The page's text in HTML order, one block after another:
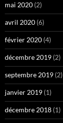
mai 2020 (2)
avril 2020 (6)
février 2020 (4)
décembre 2019 (2)
septembre 2019 (2)
janvier 2019 (1)
décembre 2018 (1)